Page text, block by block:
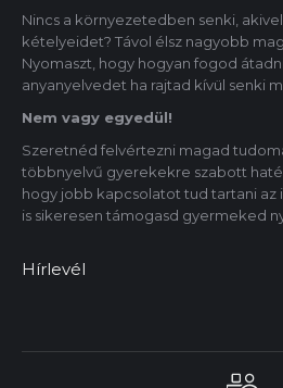
ablakban
nyílik
meg.
ablakban
nyílik
meg.
ablakban
nyílik
meg.
Nincs a környezetedben senki,
kételyeidet? Távol élsz nagyobb
Nyomaszt, hogy hogyan fogod
anyanyelvedet ha rajtad kívül senki
Nem vagy egyedül!
Szeretnéd felvértezni magad
többnyelvű gyerekekre szabott
hogy jobb kapcsolatot tud tartani az
is sikeresen támogasd gyermeked
Hírlevél